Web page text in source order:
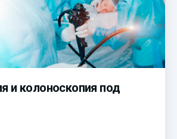
и колоноскопия под